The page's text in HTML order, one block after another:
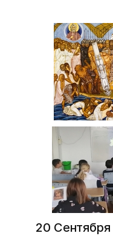
20 Сентября